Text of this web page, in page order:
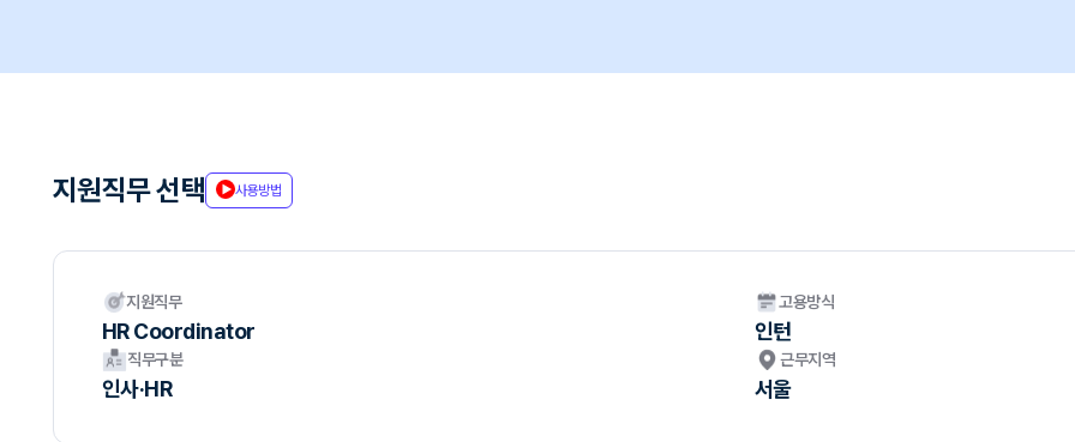
지원직무 선택 사용방법
지원직무
HR Coordinator
고용방식
인턴
직무구분
인사·HR
근무지역
서울